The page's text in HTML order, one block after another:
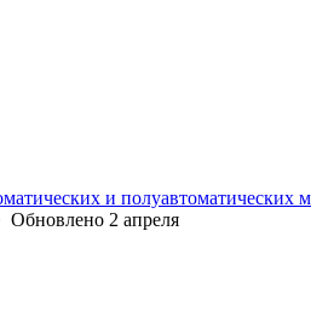
и полуавтоматических
Обновлено 2 апреля